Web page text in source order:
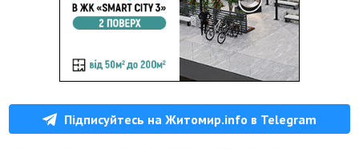
Підписуйтесь на Житомир.info в Telegram